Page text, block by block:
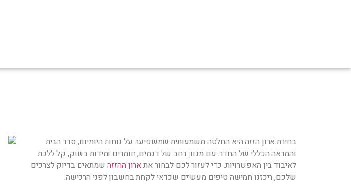
בחירת ארון הזזה היא החלטה משמעותית שמשפיעה על נוחות היומיום, סדר הבית
והמראה הכללי של החדר. עם מגוון רחב של דגמים, חומרים ומידות בשוק, קל ללכת
לאיבוד בין האפשרויות. כדי לעזור לכם לבחור אתארון ההזזה שמתאים בדיוק לצרכים
שלכם, ריכזנו חמישה טיפים מעשיים שכדאי לקחת בחשבון לפני הרכישה.